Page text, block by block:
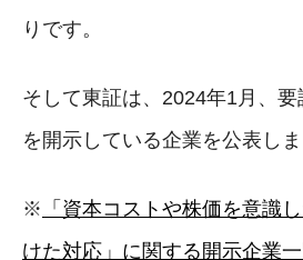
りです。
そして東証は、2024年1月、
を開示している企業を公表しま
※ 「資本コストや株価を意識
けた対応」に関する開示企業